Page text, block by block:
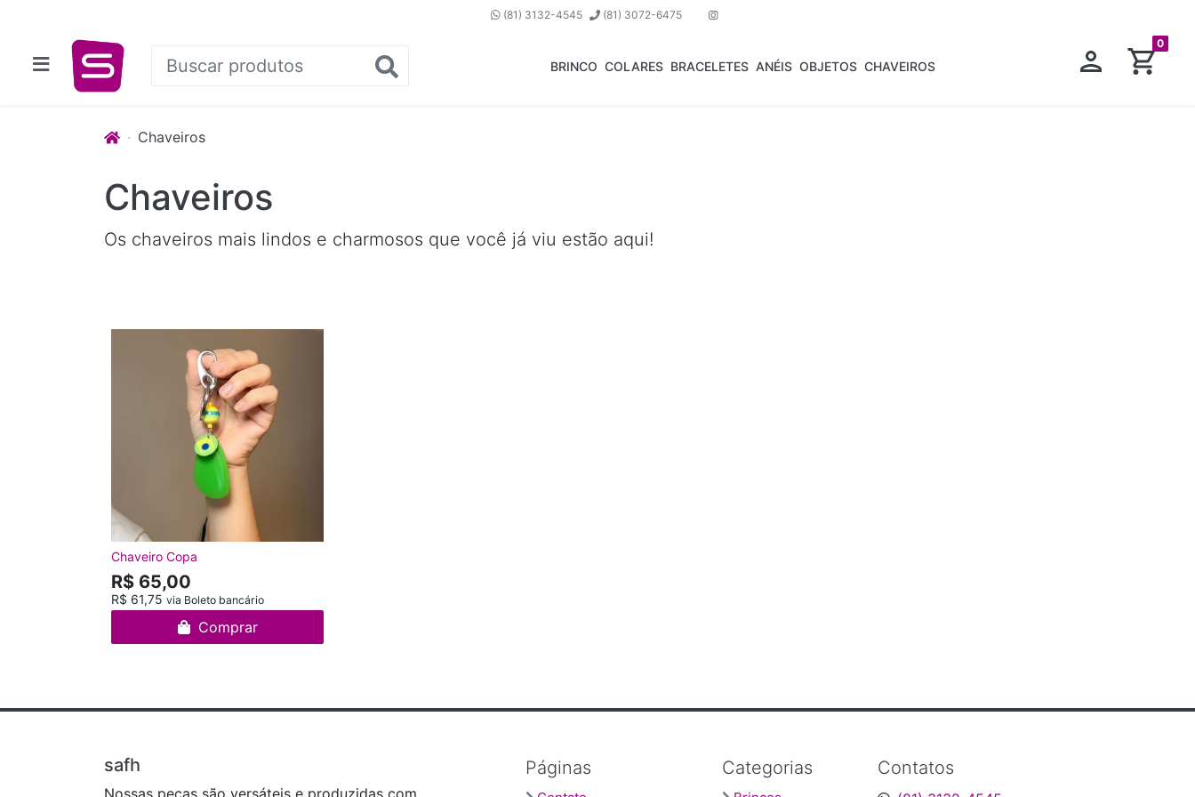
(81) 3132-4545 (81) 3072-6475
0
BRINCO COLARES BRACELETES ANÉIS OBJETOS CHAVEIROS
Chaveiros
Chaveiros
Os chaveiros mais lindos e charmosos que você já viu estão aqui!
Chaveiro Copa
R$ 65,00
R$ 61,75 via Boleto bancário
Comprar
Contatos
Páginas Categorias
safh
Nossas peças são versáteis e produzidas com